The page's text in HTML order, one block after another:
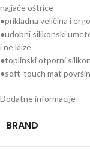
najjače oštrice
●prikladna veličina i
●udobni silikonski
i ne klize
●toplinski otporni
●soft-touch mat
Dodatne informacije
BRAND